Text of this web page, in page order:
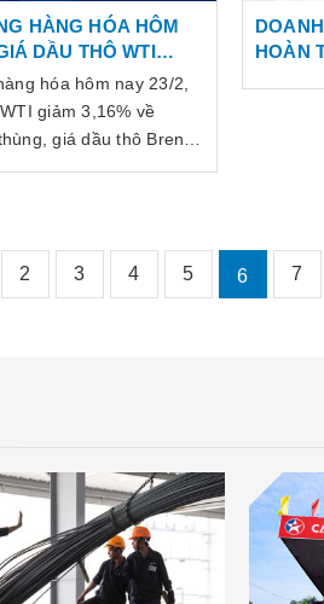
HÀNG HÓA HÔM
DẦU THÔ WTI
USD/THÙNG, CÀ
TĂNG LÊN 2180
hóa hôm nay 23/2,
giảm 3,16% về
giá dầu thô Brent
HOÀN
2 3 4 5 6 7